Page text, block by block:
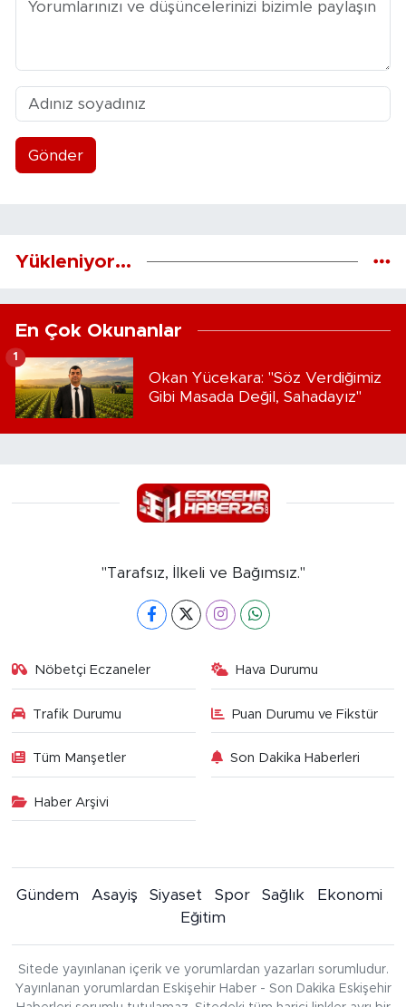
Gönder
Yükleniyor...
En Çok Okunanlar
Okan Yücekara: "Söz Verdiğimiz
Gibi Masada Değil, Sahadayız"
1
"Tarafsız, İlkeli ve Bağımsız."
Nöbetçi Eczaneler Hava Durumu
Trafik Durumu Puan Durumu ve Fikstür
Tüm Manşetler Son Dakika Haberleri
Haber Arşivi
Gündem Asayiş Siyaset Spor Sağlık
Ekonomi
Eğitim
Sitede yayınlanan içerik ve yorumlardan yazarları sorumludur.
Yayınlanan yorumlardan Eskişehir Haber - Son Dakika Eskişehir